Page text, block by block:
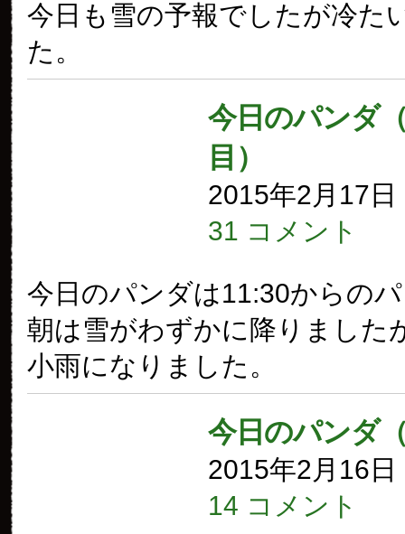
今日も雪の予報でしたが冷た
た。
今日のパンダ
目）
2015年2月17日
31 コメント
今日のパンダは11:30からの
朝は雪がわずかに降りました
小雨になりました。
今日のパンダ
2015年2月16日
14 コメント